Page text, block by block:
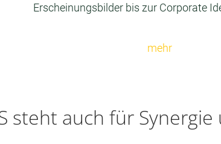
Erscheinungsbilder bis zur Corporate
mehr
steht auch für